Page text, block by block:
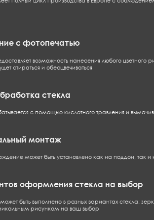
с фотопечатью
возможность нанесения любого
стираться и обесцвечиваться
стекла
с помощью кислотного травления и
монтаж
может быть установлено как на поддон, так и
оформления стекла на выбор
быть выполнено в разных вариантах стекла:
рисунком на ваш выбор